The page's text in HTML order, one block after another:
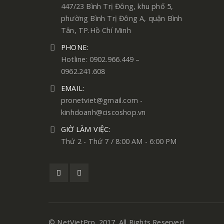
447/23 Bình Trị Đông, khu phố 5,
phường Bình Trị Đông A, quận Bình
Tân, TP.Hồ Chí Minh
PHONE:
Hotline: 0902.966.449 –
0962.241.608
EMAIL:
pronetviet@gmail.com -
kinhdoanh@ciscoshop.vn
GIỜ LÀM VIỆC:
Thứ 2 - Thứ 7 / 8:00 AM - 6:00 PM